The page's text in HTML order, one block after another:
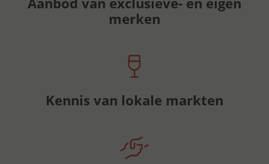
merken
Kennis van lokale markten